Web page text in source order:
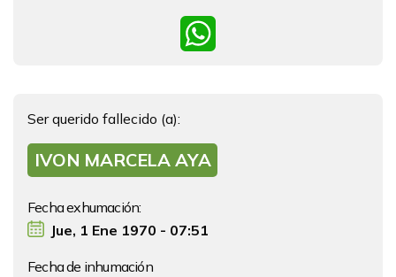
Ser querido fallecido (a):
IVON MARCELA AYA
Fecha exhumación:
Jue, 1 Ene 1970 - 07:51
Fecha de inhumación